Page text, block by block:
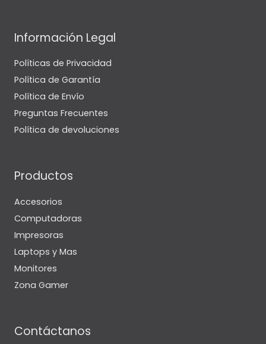
Información Legal
Políticas de Privacidad
Política de Garantía
Política de Envío
Preguntas Frecuentes
Política de devoluciones
Productos
Accesorios
Computadoras
Impresoras
Laptops y Mas
Monitores
Zona Gamer
Contáctanos